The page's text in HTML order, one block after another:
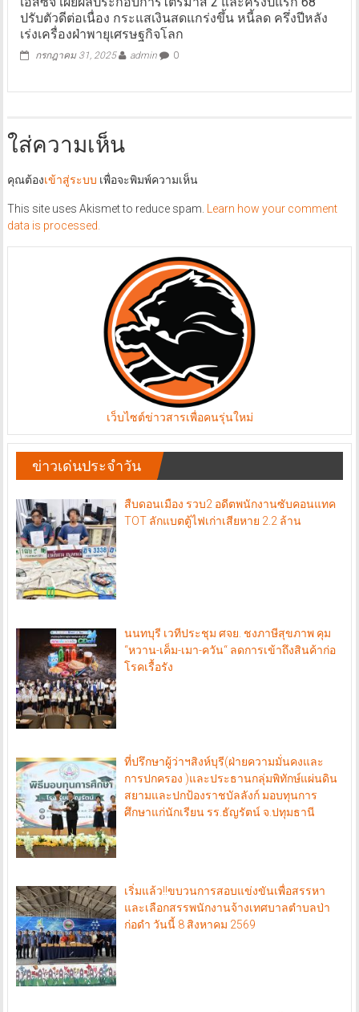
ปรับตัวดีต่อเนื่อง กระแสเงินสดแกร่งขึ้น หนี้ลด ครึ่งปีหลัง
เร่งเครื่องฝ่าพายุเศรษฐกิจโลก
กรกฎาคม 31, 2025 admin 0
ใส่ความเห็น
คุณต้องเข้าสู่ระบบ เพื่อจะพิมพ์ความเห็น
This site uses Akismet to reduce spam.
Learn how your comment
data is processed.
เว็บไซต์ข่าวสารเพื่อคนรุ่นใหม่
ข่าวเด่นประจำวัน
สืบดอนเมือง รวบ2 อดีตพนักงานซับคอนแทค
TOT ลักแบตตู้ไฟเก่าเสียหาย 2.2 ล้าน
นนทบุรี เวทีประชุม ศจย. ชงภาษีสุขภาพ คุม
“หวาน-เค็ม-เมา-ควัน“ ลดการเข้าถึงสินค้าก่อ
โรคเรื้อรัง
ที่ปรึกษาผู้ว่าฯสิงห์บุรี(ฝ่ายความมั่นคงและ
การปกครอง )และประธานกลุ่มพิทักษ์แผ่นดิน
สยามและปกป้องราชบัลลังก์ มอบทุนการ
ศึกษาแก่นักเรียน รร.ธัญรัตน์ จ.ปทุมธานี
เริ่มแล้ว!!ขบวนการสอบแข่งขันเพื่อสรรหา
และเลือกสรรพนักงานจ้างเทศบาลตำบลป่า
ก่อดำ วันนี้ 8 สิงหาคม 2569